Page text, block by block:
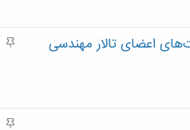
م
اعضای تالار مهندسی
م